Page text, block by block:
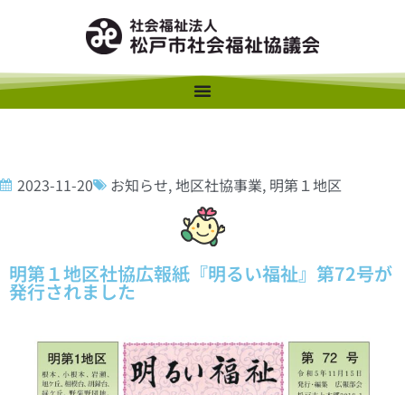
2023-11-20 お知らせ,地区社協事業, 明第１地区
明第１地区社協広報紙『明るい福祉』第72号が
発行されました